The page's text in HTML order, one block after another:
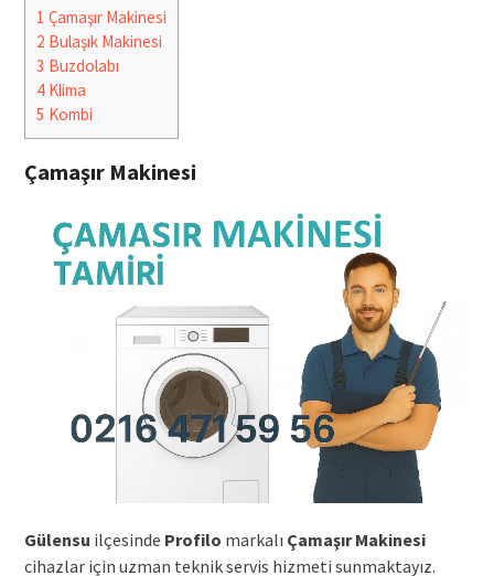
1 Çamaşır Makinesi
2 Bulaşık Makinesi
3 Buzdolabı
4Klima
5 Kombi
Çamaşır Makinesi
Gülensu ilçesinde Profilo markalı Çamaşır Makinesi
cihazlar için uzman teknik servis hizmeti sunmaktayız.